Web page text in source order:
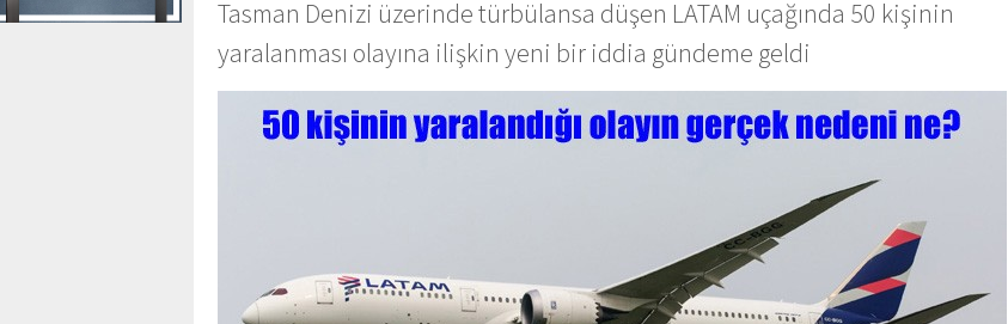
Tasman Denizi üzerinde türbülansa düşen LATAM uçağında 50 kişinin
yaralanması olayına ilişkin yeni bir iddia gündeme geldi